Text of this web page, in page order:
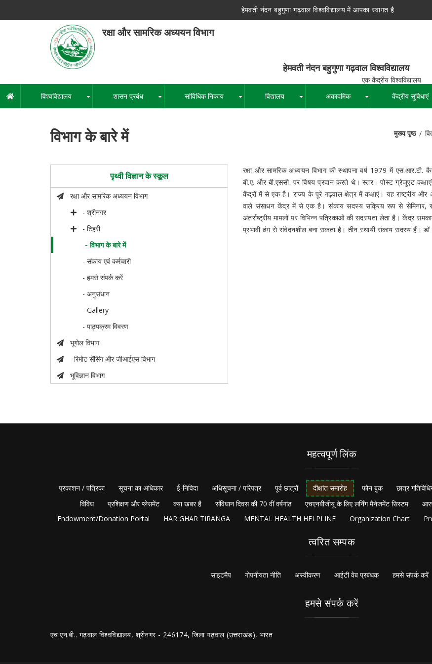
हेमवती नंदन बहुगुणा गढ़वाल विश्वविद्यालय में आपका स्वागत है
रक्षा और सामरिक अध्ययन विभाग
हेमवती नंदन बहुगुणा गढ़वाल विश्वविद्यालय
एक केंद्रीय विश्वविद्यालय
मुख्य
नेविगेशन
विश्वविद्यालय शासन प्रबंध सांविधिक निकाय विद्यालय अकादमिक केंद्रीय सुविधाएं
विभाग के बारे में मुख्य पृष्ठ
पृथ्वी विज्ञान के स्कूल
रक्षा और सामरिक अध्ययन विभाग
- श्रीनगर
- टिहरी
- विभाग के बारे में
- संकाय एवं कर्मचारी
- हमसे संपर्क करें
- अनुसंधान
- Gallery
- पाठ्यक्रम विवरण
भूगोल विभाग
रिमोट सेंसिंग और जीआईएस विभाग
भूविज्ञान विभाग
रक्षा और सामरिक अध्ययन विभाग की स्थापना वर्ष 1979 में
बी.ए. और बी.एससी. पर विषय प्रदान करते थे। स्तर। पोस्ट ग्रेजुएट
केंद्रों में से एक है। राज्य के पूरे गढ़वाल क्षेत्र में कक्षाएं। यह राष्ट्रीय और
वाले संसाधन केंद्र में से एक है। संकाय सदस्य सक्रिय रूप से सेमिनार,
अंतर्राष्ट्रीय मामलों पर विभिन्न पत्रिकाओं की सदस्यता लेता है। केंद्र
प्रभावी ढंग से संवेदनशील बना सकता है। तीन स्थायी संकाय सदस्य हैं।
महत्वपूर्ण लिंक
प्रकाशन / पत्रिका सूचना का अधिकार ई-निविदा अधिसूचना / परिपत्र पूर्व छात्रों दीक्षांत समारोह फोन बुक छात्र
विविध
प्रशिक्षण और प्लेसमेंट क्या खबर है संविधान दिवस की 70 वीं वर्षगांठ एचएनबीजीयू के लिए लर्निंग मैनेजमेंट सिस्टम
Endowment/Donation Portal
HAR GHAR TIRANGA MENTAL HEALTH HELPLINE Organization Chart
त्वरित सम्पक
साइटमैप गोपनीयता नीति अस्वीकरण आईटी वेब प्रबंधक हमसे संपर्क करें
हमसे संपर्क करें
एच.एन.बी.. गढ़वाल विश्वविद्यालय, श्रीनगर - 246174, जिला गढ़वाल (उत्तराखंड), भारत